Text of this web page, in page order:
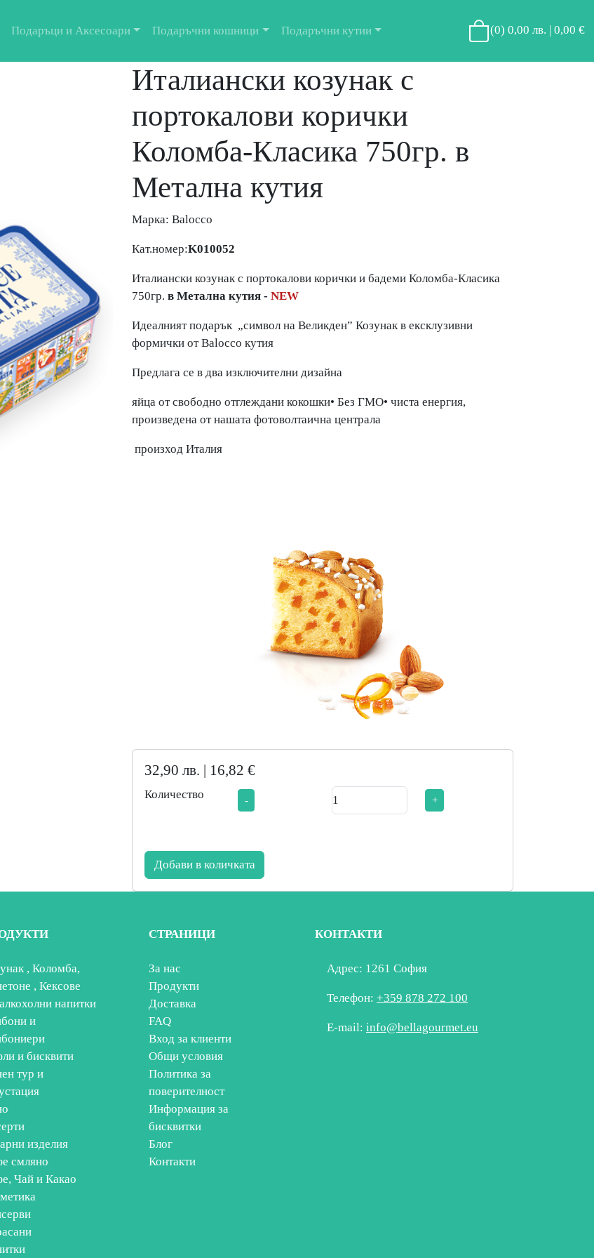
Подаръци и Аксесоари Подаръчни кошници Подаръчни кутии (0)0,00 лв. | 0,00 €
Италиански козунак с
портокалови корички
Коломба-Класика 750гр. в
Метална кутия
Марка: Balocco
Кат.номер:K010052
Италиански козунак с портокалови корички и бадеми Коломба-Класика
750гр. в Метална кутия - NEW
Идеалният подарък „символ на Великден” Козунак в ексклузивни
формички от Balocco кутия
Предлага се в два изключителни дизайна
яйца от свободно отглеждани кокошки• Без ГМО• чиста енергия,
произведена от нашата фотоволтаична централа
произход Италия
32,90 лв. | 16,82 €
Количество - +
Добави в количката
, Коломба,
, Кексове
напитки
и
и бисквити
тур и
изделия
смляно
Чай и Какао
СТРАНИЦИ
За нас
Продукти
Доставка
FAQ
Вход за клиенти
Общи условия
Политика за
поверителност
Информация за
бисквитки
Блог
Контакти
КОНТАКТИ
Адрес: 1261 София
Телефон: +359 878 272 100
E-mail: info@bellagourmet.eu